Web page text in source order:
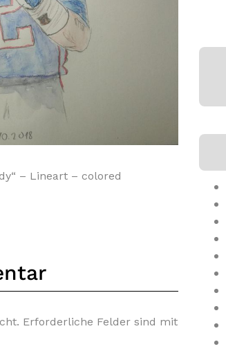
– Lineart – colored
Erforderliche Felder sind mit